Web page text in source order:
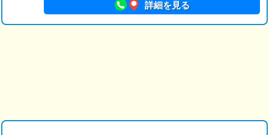
詳細を見る